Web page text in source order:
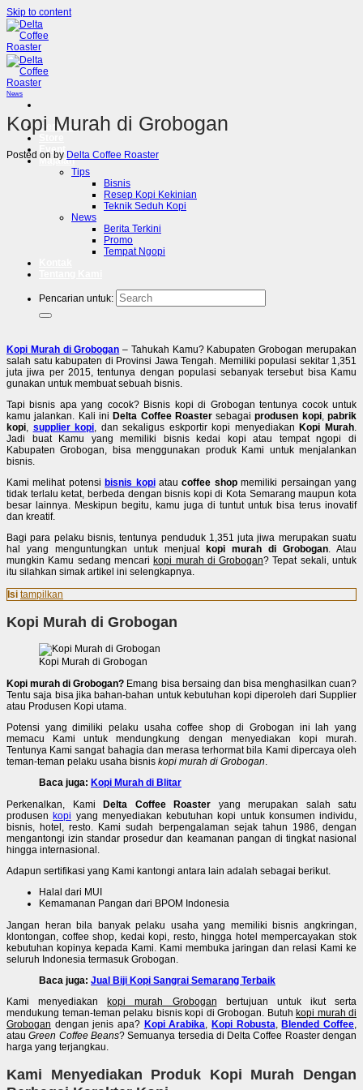
Skip to content
Beranda
Event
Majalah
Tips
Bisnis
Resep Kopi Kekinian
Teknik Seduh Kopi
News
Berita Terkini
Promo
Tempat Ngopi
Pencarian untuk:
News
Kopi Murah di Grobogan
Posted on by Delta Coffee Roaster
Kopi Murah di Grobogan – Tahukah Kamu? Kabupaten Grobogan merupakan
salah satu kabupaten di Provinsi Jawa Tengah. Memiliki populasi sekitar 1,351
juta jiwa per 2015, tentunya dengan populasi sebanyak tersebut bisa Kamu
gunakan untuk membuat sebuah bisnis.
Tapi bisnis apa yang cocok? Bisnis kopi di Grobogan tentunya cocok untuk
kamu jalankan. Kali iniDelta Coffee Roastersebagaiprodusen kopi,pabrik
kopi, supplier kopi, dan sekaligus eskportir kopi menyediakanKopi Murah.
Jadi buat Kamu yang memiliki bisnis kedai kopi atau tempat ngopi di
Kabupaten Grobogan, bisa menggunakan produk Kami untuk menjalankan
bisnis.
Kami melihat potensi bisnis kopiataucoffee shopmemiliki persaingan yang
tidak terlalu ketat, berbeda dengan bisnis kopi di Kota Semarang maupun kota
besar lainnya. Meskipun begitu, kamu juga di tuntut untuk bisa terus inovatif
dan kreatif.
Bagi para pelaku bisnis, tentunya penduduk 1,351 juta jiwa merupakan suatu
hal yang menguntungkan untuk menjual
kopi murah di Grobogan. Atau
mungkin Kamu sedang mencari kopi murah di Grobogan? Tepat sekali, untuk
itu silahkan simak artikel ini selengkapnya.
Isi tampilkan
Kopi Murah di Grobogan
Kopi Murah di Grobogan
Kopi murah di Grobogan? Emang bisa bersaing dan bisa menghasilkan cuan?
Tentu saja bisa jika bahan-bahan untuk kebutuhan kopi diperoleh dari Supplier
atau Produsen Kopi utama.
Potensi yang dimiliki pelaku usaha coffee shop di Grobogan ini lah yang
memacu Kami untuk mendungkung dengan menyediakan kopi murah.
Tentunya Kami sangat bahagia dan merasa terhormat bila Kami dipercaya oleh
teman-teman pelaku usaha bisnis kopi murah di Grobogan.
Baca juga: Kopi Murah di Blitar
Perkenalkan, Kami Delta Coffee Roaster yang merupakan salah satu
produsenkopi yang menyediakan kebutuhan kopi untuk konsumen individu,
bisnis, hotel, resto. Kami sudah berpengalaman sejak tahun 1986, dengan
mengantongi izin standar prosedur dan keamanan pangan di tingkat nasional
hingga internasional.
Adapun sertifikasi yang Kami kantongi antara lain adalah sebagai berikut.
Halal dari MUI
Kemamanan Pangan dari BPOM Indonesia
Jangan heran bila banyak pelaku usaha yang memiliki bisnis angkringan,
klontongan, coffee shop, kedai kopi, resto, hingga hotel mempercayakan stok
kebutuhan kopinya kepada Kami. Kami membuka jaringan dan relasi Kami ke
seluruh Indonesia termasuk Grobogan.
Baca juga: Jual Biji Kopi Sangrai Semarang Terbaik
Kami menyediakan
kopi murah Grobogan bertujuan untuk ikut serta
mendukung teman-teman pelaku bisnis kopi di Grobogan. Butuh kopi murah di
Grobogan dengan jenis apa? Kopi Arabika, Kopi Robusta, Blended Coffee,
atauGreen Coffee Beans? Semuanya tersedia di Delta Coffee Roaster dengan
harga yang terjangkau.
Kami Menyediakan Produk Kopi Murah Dengan